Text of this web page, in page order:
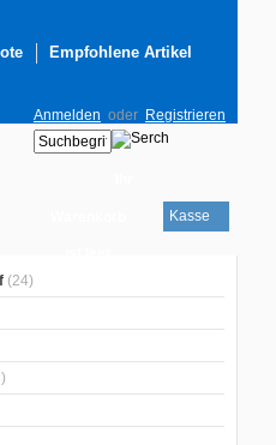
Empfohlene Artikel
Anmelden oder Registrieren
Kasse
(24)